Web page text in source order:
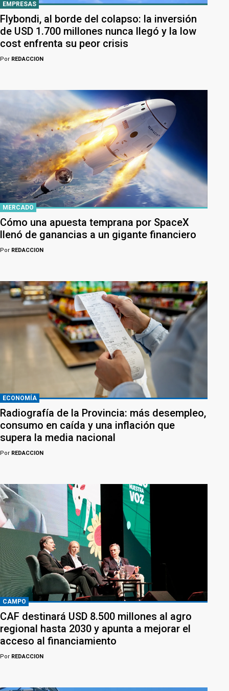
EMPRESAS
Flybondi, al borde del colapso: la inversión
de USD 1.700 millones nunca llegó y la low
cost enfrenta su peor crisis
Por REDACCION
MERCADO
Cómo una apuesta temprana por SpaceX
llenó de ganancias a un gigante financiero
Por REDACCION
ECONOMÍA
Radiografía de la Provincia: más desempleo,
consumo en caída y una inflación que
supera la media nacional
Por REDACCION
CAMPO
CAF destinará USD 8.500 millones al agro
regional hasta 2030 y apunta a mejorar el
acceso al financiamiento
Por REDACCION